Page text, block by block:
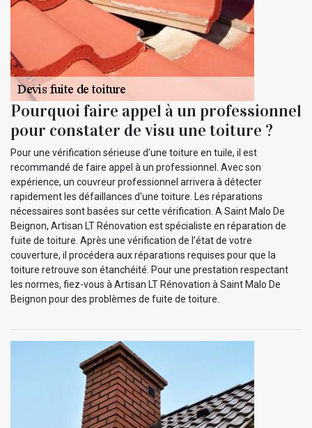
Pourquoi faire appel à un professionnel
pour constater de visu une toiture ?
Pour une vérification sérieuse d’une toiture en tuile, il est
recommandé de faire appel à un professionnel. Avec son
expérience, un couvreur professionnel arrivera à détecter
rapidement les défaillances d’une toiture. Les réparations
nécessaires sont basées sur cette vérification. A Saint Malo De
Beignon, Artisan LT Rénovation est spécialiste en réparation de
fuite de toiture. Après une vérification de l’état de votre
couverture, il procédera aux réparations requises pour que la
toiture retrouve son étanchéité. Pour une prestation respectant
les normes, fiez-vous à Artisan LT Rénovation à Saint Malo De
Beignon pour des problèmes de fuite de toiture.